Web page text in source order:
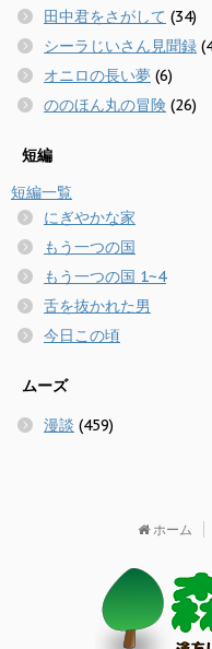
田中君をさがして (34)
シーラじいさん見聞録
オニロの長い夢 (6)
ののほん丸の冒険 (26)
短編
短編一覧
にぎやかな家
もう一つの国
もう一つの国 1~4
舌を抜かれた男
今日この頃
ムーズ
漫談 (459)
ホーム